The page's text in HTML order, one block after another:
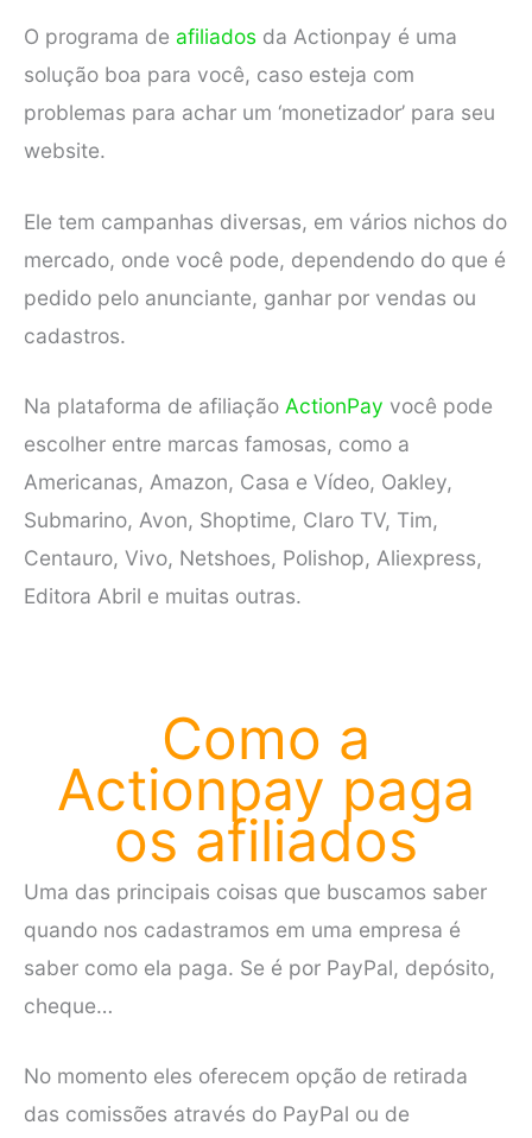
O programa de afiliados da Actionpay é uma
solução boa para você, caso esteja com
problemas para achar um ‘monetizador’ para seu
website.
Ele tem campanhas diversas, em vários nichos do
mercado, onde você pode, dependendo do que é
pedido pelo anunciante, ganhar por vendas ou
cadastros.
Na plataforma de afiliação ActionPay você pode
escolher entre marcas famosas, como a
Americanas, Amazon, Casa e Vídeo, Oakley,
Submarino, Avon, Shoptime, Claro TV, Tim,
Centauro, Vivo, Netshoes, Polishop, Aliexpress,
Editora Abril e muitas outras.
Como a
Actionpay paga
os afiliados
Uma das principais coisas que buscamos saber
quando nos cadastramos em uma empresa é
saber como ela paga. Se é por PayPal, depósito,
cheque…
No momento eles oferecem opção de retirada
das comissões através do PayPal ou de